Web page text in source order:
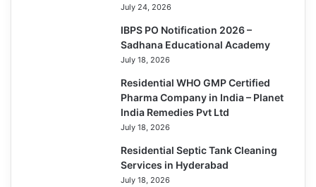
July 24, 2026
IBPS PO Notification 2026 –
Sadhana Educational Academy
July 18, 2026
Residential WHO GMP Certified
Pharma Company in India – Planet
India Remedies Pvt Ltd
July 18, 2026
Residential Septic Tank Cleaning
Services in Hyderabad
July 18, 2026